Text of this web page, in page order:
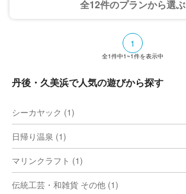
全12件のプランから選ぶ
1
全1件中1~1件を表示中
丹後・久美浜で人気の遊びから探す
シーカヤック (1)
日帰り温泉 (1)
マリンクラフト (1)
伝統工芸・和雑貨 その他 (1)